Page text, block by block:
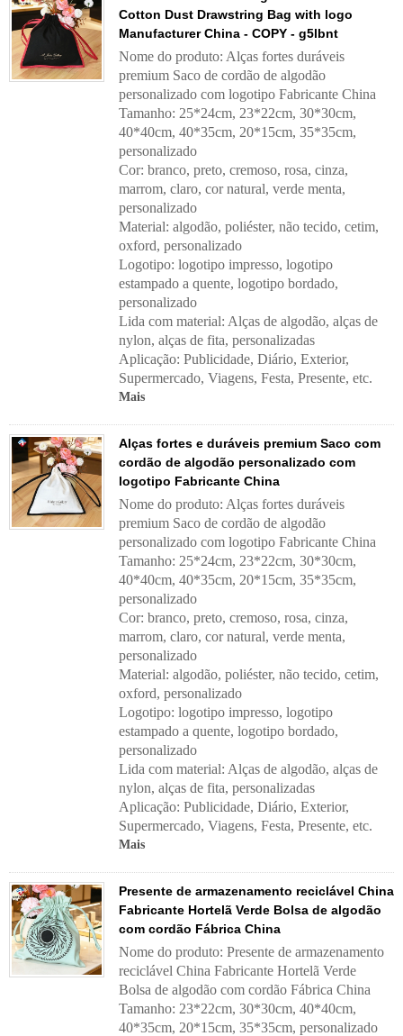
Cotton Dust Drawstring Bag with logo
Manufacturer China - COPY - g5lbnt
Nome do produto: Alças fortes duráveis
premium Saco de cordão de algodão
personalizado com logotipo Fabricante China
Tamanho: 25*24cm, 23*22cm, 30*30cm,
40*40cm, 40*35cm, 20*15cm, 35*35cm,
personalizado
Cor: branco, preto, cremoso, rosa, cinza,
marrom, claro, cor natural, verde menta,
personalizado
Material: algodão, poliéster, não tecido, cetim,
oxford, personalizado
Logotipo: logotipo impresso, logotipo
estampado a quente, logotipo bordado,
personalizado
Lida com material: Alças de algodão, alças de
nylon, alças de fita, personalizadas
Aplicação: Publicidade, Diário, Exterior,
Supermercado, Viagens, Festa, Presente, etc.
Mais
Alças fortes e duráveis ​​premium Saco com
cordão de algodão personalizado com
logotipo Fabricante China
Nome do produto: Alças fortes duráveis
premium Saco de cordão de algodão
personalizado com logotipo Fabricante China
Tamanho: 25*24cm, 23*22cm, 30*30cm,
40*40cm, 40*35cm, 20*15cm, 35*35cm,
personalizado
Cor: branco, preto, cremoso, rosa, cinza,
marrom, claro, cor natural, verde menta,
personalizado
Material: algodão, poliéster, não tecido, cetim,
oxford, personalizado
Logotipo: logotipo impresso, logotipo
estampado a quente, logotipo bordado,
personalizado
Lida com material: Alças de algodão, alças de
nylon, alças de fita, personalizadas
Aplicação: Publicidade, Diário, Exterior,
Supermercado, Viagens, Festa, Presente, etc.
Mais
Presente de armazenamento reciclável China
Fabricante Hortelã Verde Bolsa de algodão
com cordão Fábrica China
Nome do produto: Presente de armazenamento
reciclável China Fabricante Hortelã Verde
Bolsa de algodão com cordão Fábrica China
Tamanho: 23*22cm, 30*30cm, 40*40cm,
40*35cm, 20*15cm, 35*35cm, personalizado